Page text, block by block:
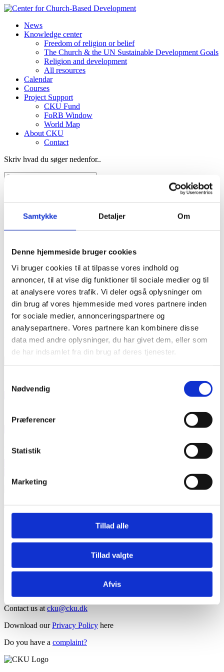
Samtykke Detaljer Om
Denne hjemmeside bruger cookies
Vi bruger cookies til at tilpasse vores indhold og
annoncer, til at vise dig funktioner til sociale medier og til
at analysere vores trafik. Vi deler også oplysninger om
din brug af vores hjemmeside med vores partnere inden
for sociale medier, annonceringspartnere og
analysepartnere. Vores partnere kan kombinere disse
data med andre oplysninger, du har givet dem, eller som
de har indsamlet fra din brug af deres tjenester.
Nødvendig
Præferencer
Statistik
Marketing
Tillad alle
Tillad valgte
Afvis
News
Knowledge center
Freedom of religion or belief
The Church & the UN Sustainable Development Goals
Religion and development
All resources
Calendar
Courses
Project Support
CKU Fund
FoRB Window
World Map
About CKU
Contact
Skriv hvad du søger nedenfor..
CKU Fund
FoRB Window
Consultancy
About CKU
Contact
Contact Information
Reports and complaints
Events by Event Type
Courses
Upcoming Events
10:30
oktober
Together we create hope
Mon-friday 9-16
Get newsletter
Contact us at cku@cku.dk
Download ourPrivacy Policy here
Do you have a complaint?